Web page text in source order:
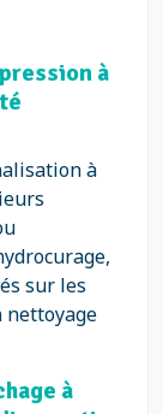
à
à
sur les
nettoyage
à